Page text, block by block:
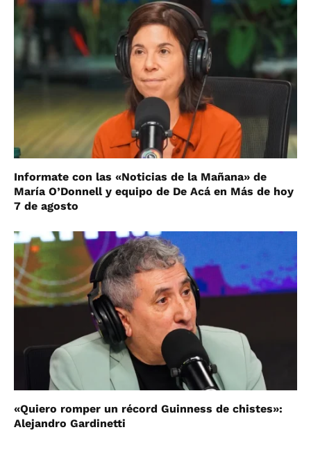
Informate con las «Noticias de la Mañana» de
María O’Donnell y equipo de De Acá en Más de hoy
7 de agosto
«Quiero romper un récord Guinness de chistes»:
Alejandro Gardinetti